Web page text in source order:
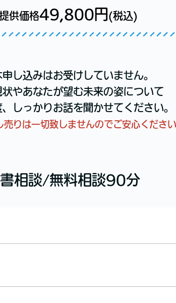
供価格49,800円 (税込)
申し込みはお受けしていません。
状やあなたが望む未来の姿について
しっかりお話を聞かせてください。
りは一切致しませんのでご安心ください